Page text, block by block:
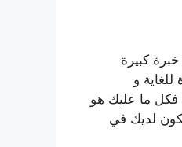
كبيرة
و
ما عليك هو
لديك في